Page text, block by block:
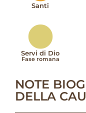
Santi
Servi di Dio
Fase romana
NOTE
DELLA